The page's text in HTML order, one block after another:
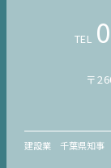
TEL
〒
建設業 千葉県知事